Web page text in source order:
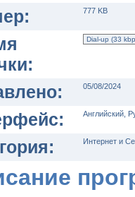
777 KB
05/08/2024
Английский,
Интернет и